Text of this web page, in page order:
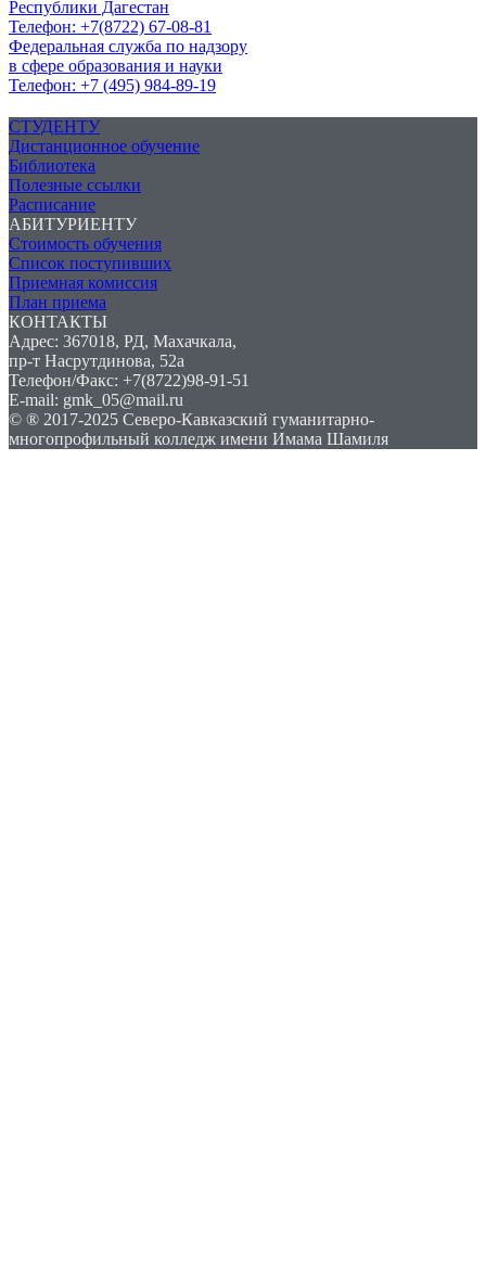
Республики Дагестан
Телефон: +7(8722) 67-08-81
Федеральная служба по надзору
в сфере образования и науки
Телефон: +7 (495) 984-89-19
СТУДЕНТУ
Дистанционное обучение
Библиотека
Полезные ссылки
Расписание
АБИТУРИЕНТУ
Стоимость обучения
Список поступивших
Приемная комиссия
План приема
КОНТАКТЫ
Адрес: 367018, РД, Махачкала,
пр-т Насрутдинова, 52а
Телефон/Факс: +7(8722)98-91-51
E-mail: gmk_05@mail.ru
© ® 2017-2025 Северо-Кавказский гуманитарно-
многопрофильный колледж имени Имама Шамиля